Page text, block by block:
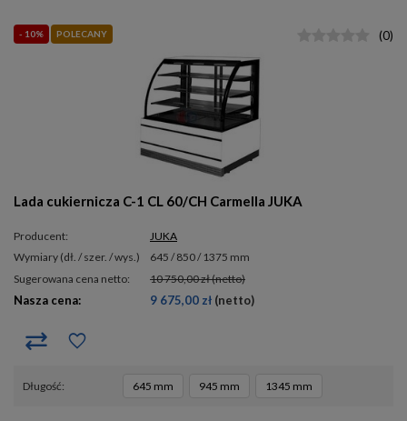
- 10% POLECANY
Lada cukiernicza C-1 CL 60/CH Carmella JUKA
Producent:
JUKA
wymiary (dł. / szer. / wys.)
645 / 850 / 1375 mm
Sugerowana cena netto:
10 750,00 zł(netto)
Nasza cena: 9 675,00 zł (netto)
(0)
długość 645 mm 945 mm 1345 mm